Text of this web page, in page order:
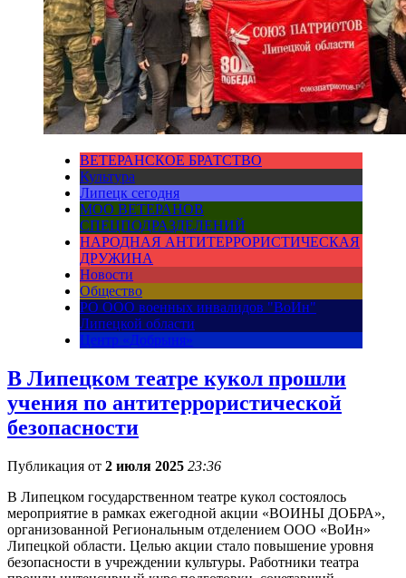
ВЕТЕРАНСКОЕ БРАТСТВО
Культура
Липецк сегодня
МОО ВЕТЕРАНОВ
СПЕЦПОДРАЗДЕЛЕНИЙ
НАРОДНАЯ АНТИТЕРРОРИСТИЧЕСКАЯ
ДРУЖИНА
Новости
Общество
РО ООО военных инвалидов "ВоИн"
Липецкой области
Центр «Добрыня»
В Липецком театре кукол прошли
учения по антитеррористической
безопасности
Публикация от 2 июля 2025 23:36
В Липецком государственном театре кукол состоялось
мероприятие в рамках ежегодной акции «ВОИНЫ ДОБРА»,
организованной Региональным отделением ООО «ВоИн»
Липецкой области. Целью акции стало повышение уровня
безопасности в учреждении культуры. Работники театра